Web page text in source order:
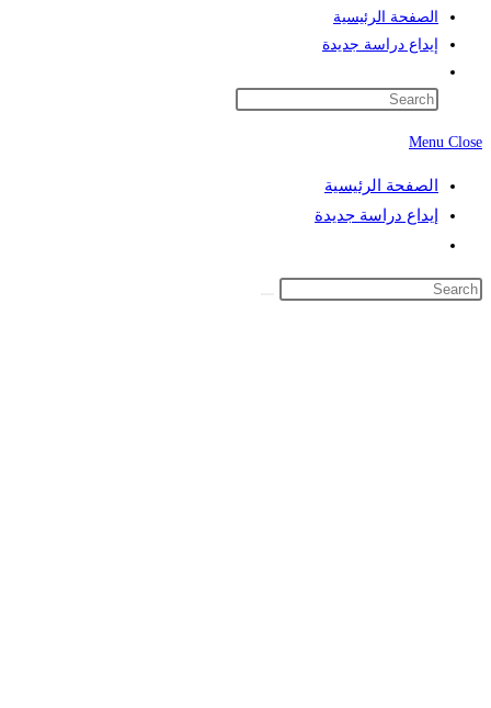
الصفحة الرئيسية
إيداع دراسة جديدة
website
Menu Close
الصفحة الرئيسية
إيداع دراسة جديدة
search